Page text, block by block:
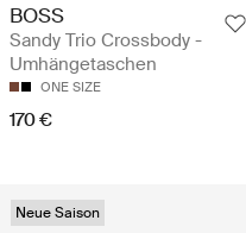
BOSS
Sandy Trio Crossbody -
Umhängetaschen
ONE SIZE
170 €
Neue Saison